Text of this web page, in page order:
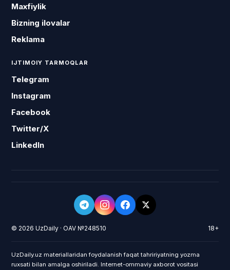
Maxfiylik
Bizning ilovalar
Reklama
IJTIMOIY TARMOQLAR
Telegram
Instagram
Facebook
Twitter/X
LinkedIn
© 2026 UzDaily · OAV №248510 18+
UzDaily.uz materiallaridan foydalanish faqat tahririyatning yozma
ruxsati bilan amalga oshiriladi. Internet-ommaviy axborot vositasi